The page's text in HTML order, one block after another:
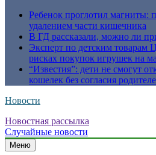
Ребенок проглотил магниты:
удалением части кишечника
В ГД рассказали, можно ли
Эксперт по детским товарам
рисках покупок игрушек на
“Известия”: дети не смогут
кошелек без согласия
Новости
Новостная рассылка
Случайные новости
Меню